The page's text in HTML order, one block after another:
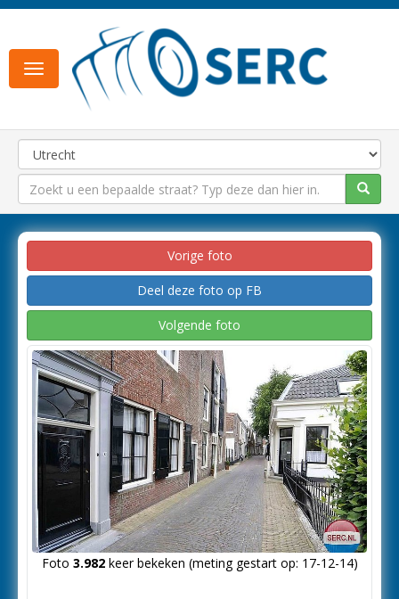
Toggle
navigation
Vorige foto
Deel deze foto op FB
Volgende foto
Foto 3.982keer bekeken (meting gestart op: 17-12-14)